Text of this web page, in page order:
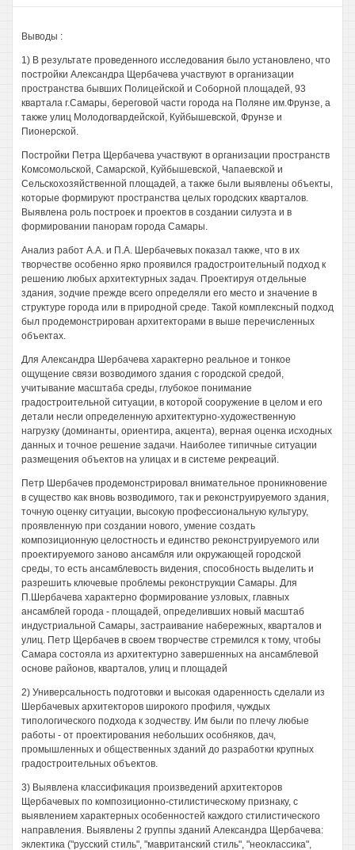
Выводы :
1) В результате проведенного исследования было установлено, что
постройки Александра Щербачева участвуют в организации
пространства бывших Полицейской и Соборной площадей, 93
квартала г.Самары, береговой части города на Поляне им.Фрунзе, а
также улиц Молодогвардейской, Куйбышевской, Фрунзе и
Пионерской.
Постройки Петра Щербачева участвуют в организации пространств
Комсомольской, Самарской, Куйбышевской, Чапаевской и
Сельскохозяйственной площадей, а также были выявлены объекты,
которые формируют пространства целых городских кварталов.
Выявлена роль построек и проектов в создании силуэта и в
формировании панорам города Самары.
Анализ работ A.A. и П.А. Шербачевых показал также, что в их
творчестве особенно ярко проявился градостроительный подход к
решению любых архитектурных задач. Проектируя отдельные
здания, зодчие прежде всего определяли его место и значение в
структуре города или в природной среде. Такой комплексный подход
был продемонстрирован архитекторами в выше перечисленных
объектах.
Для Александра Шербачева характерно реальное и тонкое
ощущение связи возводимого здания с городской средой,
учитывание масштаба среды, глубокое понимание
градостроительной ситуации, в которой сооружение в целом и его
детали несли определенную архитектурно-художественную
нагрузку (доминанты, ориентира, акцента), верная оценка исходных
данных и точное решение задачи. Наиболее типичные ситуации
размещения объектов на улицах и в системе рекреаций.
Петр Шербачев продемонстрировал внимательное проникновение
в существо как вновь возводимого, так и реконструируемого здания,
точную оценку ситуации, высокую профессиональную культуру,
проявленную при создании нового, умение создать
композиционную целостность и единство реконструируемого или
проектируемого заново ансамбля или окружающей городской
среды, то есть ансамблевость видения, способность выделить и
разрешить ключевые проблемы реконструкции Самары. Для
П.Шербачева характерно формирование узловых, главных
ансамблей города - площадей, определивших новый масштаб
индустриальной Самары, застраивание набережных, кварталов и
улиц. Петр Щербачев в своем творчестве стремился к тому, чтобы
Самара состояла из архитектурно завершенных на ансамблевой
основе районов, кварталов, улиц и площадей
2) Универсальность подготовки и высокая одаренность сделали из
Шербачевых архитекторов широкого профиля, чуждых
типологического подхода к зодчеству. Им были по плечу любые
работы - от проектирования небольших особняков, дач,
промышленных и общественных зданий до разработки крупных
градостроительных объектов.
3) Выявлена классификация произведений архитекторов
Щербачевых по композиционно-стилистическому признаку, с
выявлением характерных особенностей каждого стилистического
направления. Выявлены 2 группы зданий Александра Щербачева:
эклектика ("русский стиль", "мавританский стиль", "неоклассика",